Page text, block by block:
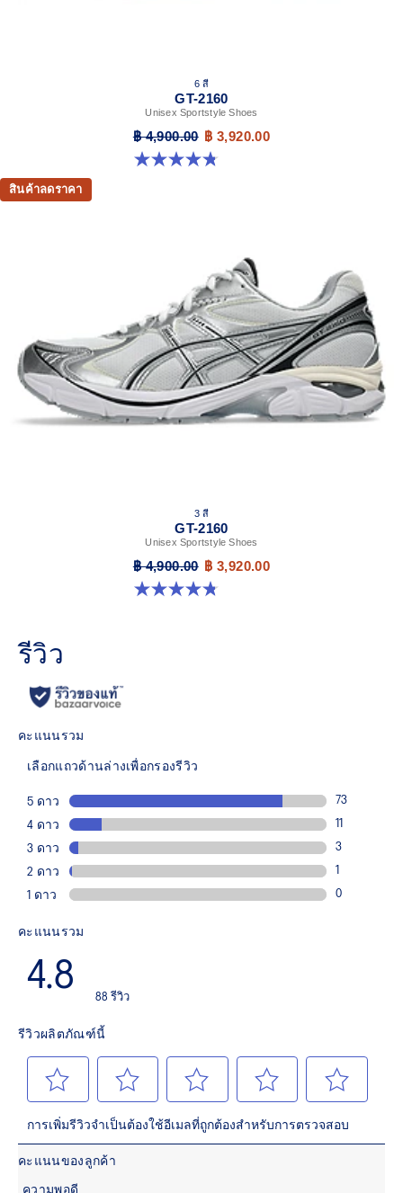
6 สี
GT-2160
Unisex Sportstyle Shoes
฿ 4,900.00 ฿ 3,920.00
4.8 จาก 5 ดาว 457 รีวิว
สินค้าลดราคา
3 สี
GT-2160
Unisex Sportstyle Shoes
฿ 4,900.00 ฿ 3,920.00
4.8 จาก 5 ดาว 501 รีวิว